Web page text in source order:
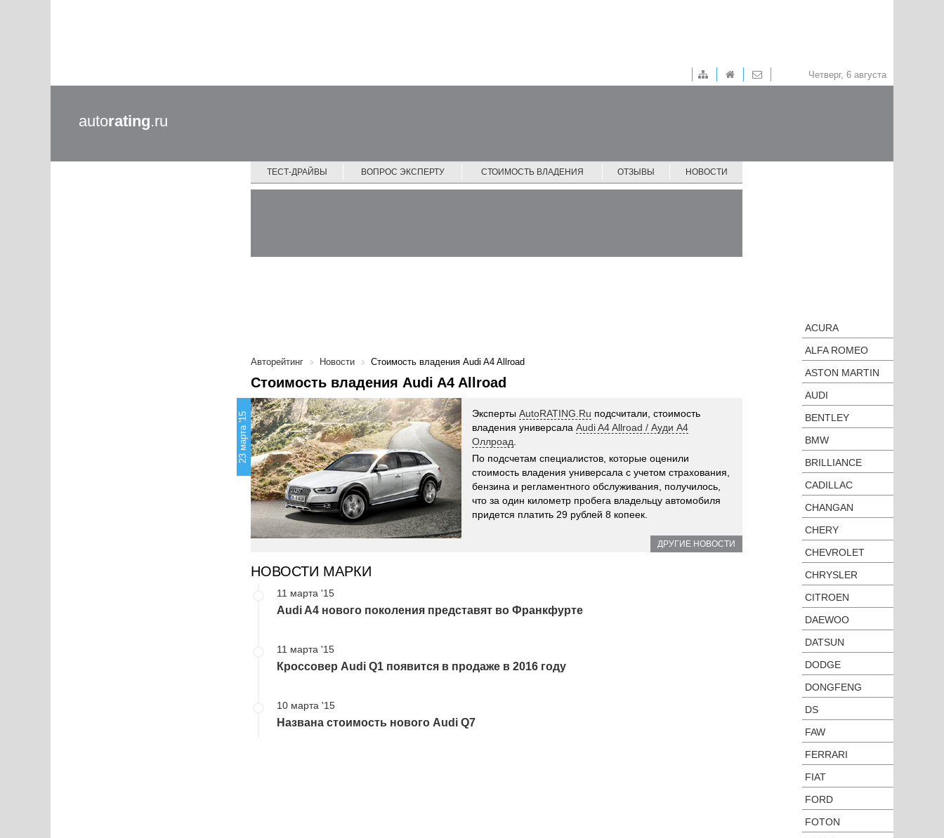
Четверг, 6 августа
autorating.ru
ТЕСТ-ДРАЙВЫ ВОПРОС ЭКСПЕРТУ СТОИМОСТЬ ВЛАДЕНИЯ ОТЗЫВЫ НОВОСТИ
Авторейтинг Новости Стоимость владения Audi A4 Allroad
Стоимость владения Audi A4 Allroad
23 марта '15 Эксперты AutoRATING.Ru подсчитали, стоимость
владения универсала Audi A4 Allroad / Ауди А4
Оллроад
По подсчетам специалистов, которые оценили
стоимость владения универсала с учетом страхования,
бензина и регламентного обслуживания, получилось,
что за один километр пробега владельцу автомобиля
придется платить 29 рублей 8 копеек.
ДРУГИЕ НОВОСТИ
НОВОСТИ МАРКИ
11 марта '15
Audi A4 нового поколения представят во Франкфурте
11 марта '15
Кроссовер Audi Q1 появится в продаже в 2016 году
10 марта '15
Названа стоимость нового Audi Q7
ACURA
ALFA ROMEO
ASTON MARTIN
AUDI
BENTLEY
BMW
BRILLIANCE
CADILLAC
CHANGAN
CHERY
CHEVROLET
CHRYSLER
CITROEN
DAEWOO
DATSUN
DODGE
DONGFENG
DS
FAW
FERRARI
FIAT
FORD
FOTON